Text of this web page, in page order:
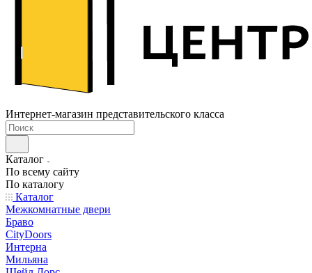
Интернет-магазин представительского класса
Каталог
По всему сайту
По каталогу
Каталог
Межкомнатные двери
Браво
CityDoors
Интерна
Мильяна